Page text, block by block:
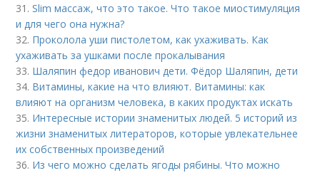
31.Slim массаж, что это такое. Что такое миостимуляция
и для чего она нужна?
32. Проколола уши пистолетом, как ухаживать. Как
ухаживать за ушками после прокалывания
33. Шаляпин федор иванович дети. Фёдор Шаляпин, дети
34. Витамины, какие на что влияют. Витамины: как
влияют на организм человека, в каких продуктах искать
35. Интересные истории знаменитых людей. 5 историй из
жизни знаменитых литераторов, которые увлекательнее
их собственных произведений
36. Из чего можно сделать ягоды рябины. Что можно